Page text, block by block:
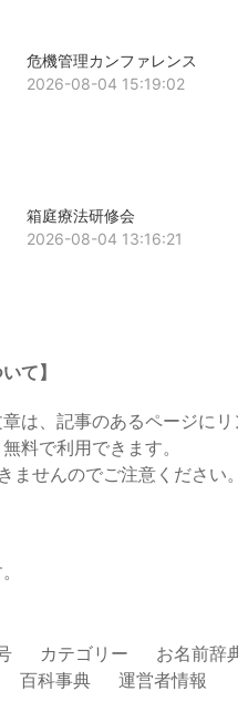
危機管理カンファレンス
2026-08-04 15:19:02
箱庭療法研修会
2026-08-04 13:16:21
て】
は、記事のあるページにリ
料で利用できます。
ませんのでご注意ください。
カテゴリー お名前辞
百科事典 運営者情報